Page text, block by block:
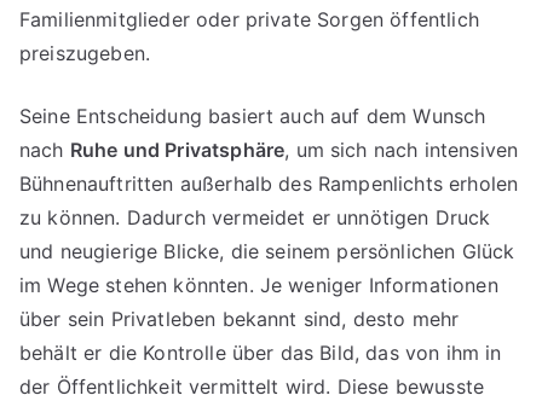
Familienmitglieder oder private Sorgen öffentlich
preiszugeben.
Seine Entscheidung basiert auch auf dem Wunsch
nach Ruhe und Privatsphäre, um sich nach intensiven
Bühnenauftritten außerhalb des Rampenlichts erholen
zu können. Dadurch vermeidet er unnötigen Druck
und neugierige Blicke, die seinem persönlichen Glück
im Wege stehen könnten. Je weniger Informationen
über sein Privatleben bekannt sind, desto mehr
behält er die Kontrolle über das Bild, das von ihm in
der Öffentlichkeit vermittelt wird. Diese bewusste